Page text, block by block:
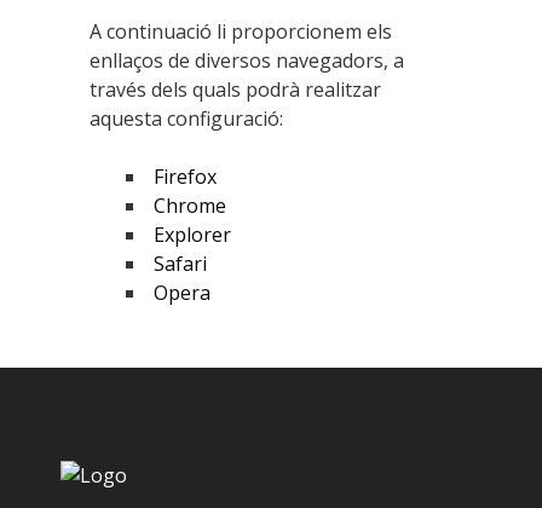
A continuació li proporcionem els
enllaços de diversos navegadors, a
través dels quals podrà realitzar
aquesta configuració:
Firefox
Chrome
Explorer
Safari
Opera